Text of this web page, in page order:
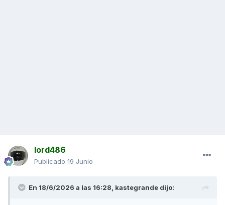
lord486
Publicado 19 Junio
En 18/6/2026 a las 16:28, kastegrande dijo: